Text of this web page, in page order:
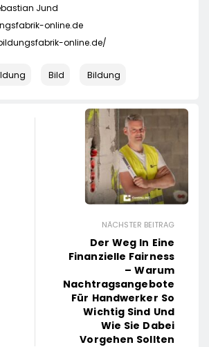
Jund
online.de
online.de/
Bild Bildung
NÄCHSTER BEITRAG
Der Weg In Eine
Finanzielle Fairness
– Warum
Nachtragsangebote
Für Handwerker So
Wichtig Sind Und
Wie Sie Dabei
Vorgehen Sollten